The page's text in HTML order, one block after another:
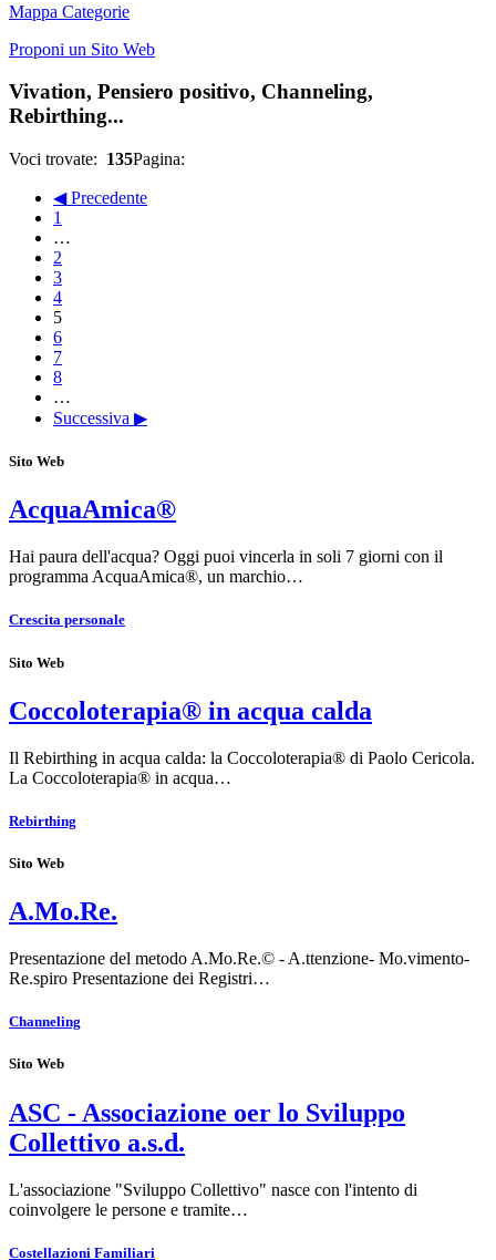
Mappa Categorie
Proponi un Sito Web
Vivation, Pensiero positivo, Channeling,
Rebirthing...
Voci trovate: 135Pagina:
◀ Precedente
1
…
2
3
4
5
6
7
8
…
Successiva ▶
Sito Web
AcquaAmica®
Hai paura dell'acqua? Oggi puoi vincerla in soli 7 giorni con il
programma AcquaAmica®, un marchio…
Crescita personale
Sito Web
Coccoloterapia® in acqua calda
Il Rebirthing in acqua calda: la Coccoloterapia® di Paolo Cericola.
La Coccoloterapia® in acqua…
Rebirthing
Sito Web
A.Mo.Re.
Presentazione del metodo A.Mo.Re.© - A.ttenzione- Mo.vimento-
Re.spiro Presentazione dei Registri…
Channeling
Sito Web
ASC - Associazione oer lo Sviluppo
Collettivo a.s.d.
L'associazione "Sviluppo Collettivo" nasce con l'intento di
coinvolgere le persone e tramite…
Costellazioni Familiari